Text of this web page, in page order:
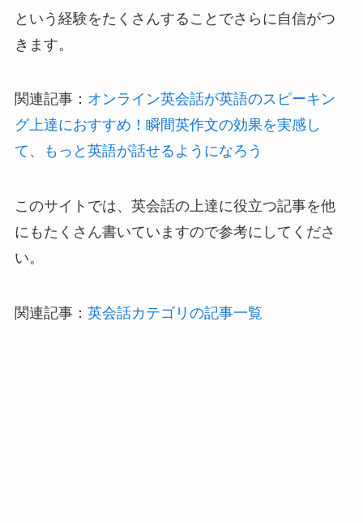
という経験をたくさんすることでさらに自信がつ
きます。
関連記事： オンライン英会話が英語のスピーキン
グ上達におすすめ！瞬間英作文の効果を実感し
て、もっと英語が話せるようになろう
このサイトでは、英会話の上達に役立つ記事を他
にもたくさん書いていますので参考にしてくださ
い。
関連記事： 英会話カテゴリの記事一覧